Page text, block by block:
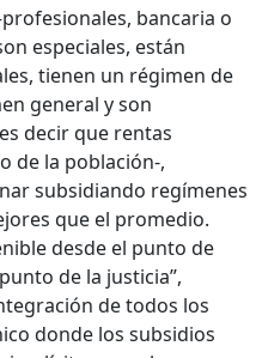
bancaria o
especiales, están
tienen un régimen de
general y son
decir que rentas
de la población-,
subsidiando regímenes
que el promedio.
desde el punto de
de la justicia”,
de todos los
donde los subsidios